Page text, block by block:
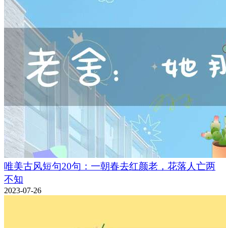
唯美古风短句20句：一朝春去红颜老，花落人亡两
不知
2023-07-26